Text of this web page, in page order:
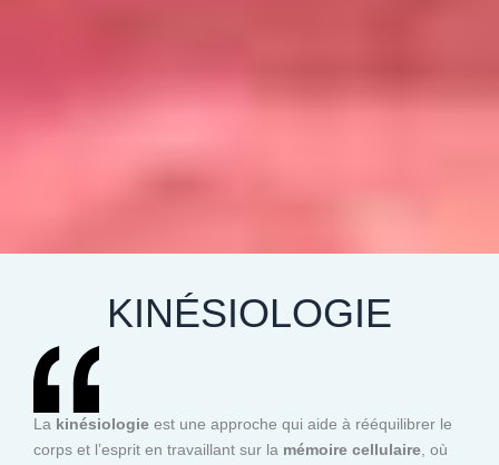
KINÉSIOLOGIE
La kinésiologie est une approche qui aide à rééquilibrer le
corps et l’esprit en travaillant sur la mémoire cellulaire, où